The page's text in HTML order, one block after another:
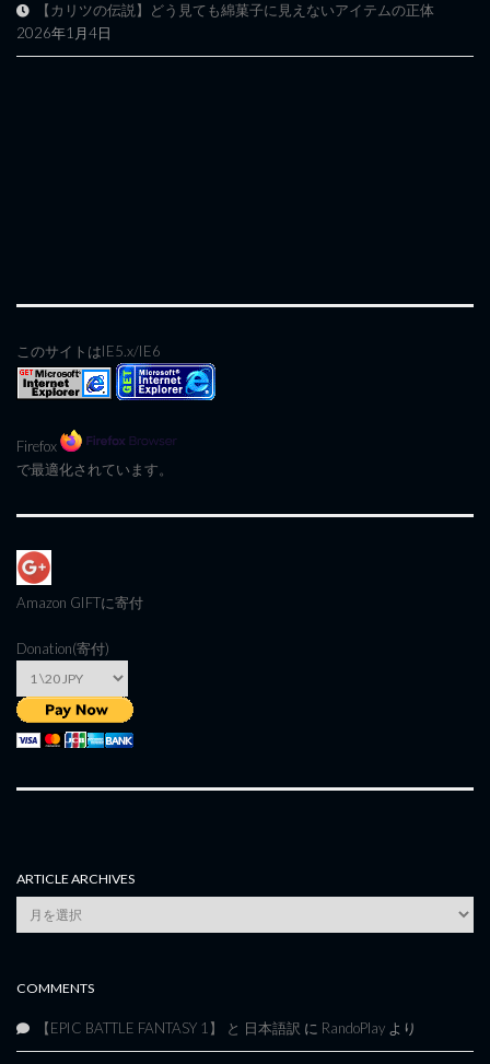
【カリツの伝説】どう見ても綿菓子に見えないアイテムの正体
2026年1月4日
このサイトはIE5.x/IE6
Firefox
で最適化されています。
Amazon GIFTに寄付
Donation(寄付)
ARTICLE ARCHIVES
Article
Archives
COMMENTS
【EPIC BATTLE FANTASY 1】 と 日本語訳 に RandoPlay より